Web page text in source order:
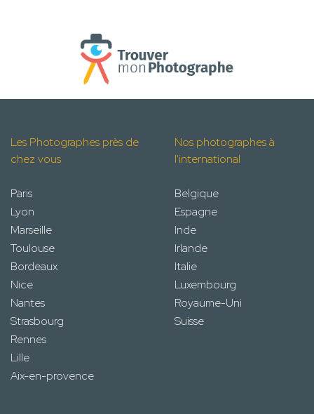
Les Photographes près de
chez vous
Paris
Lyon
Marseille
Toulouse
Bordeaux
Nice
Nantes
Strasbourg
Rennes
Lille
Aix-en-provence
Nos photographes à
l'international
Belgique
Espagne
Inde
Irlande
Italie
Luxembourg
Royaume-Uni
Suisse